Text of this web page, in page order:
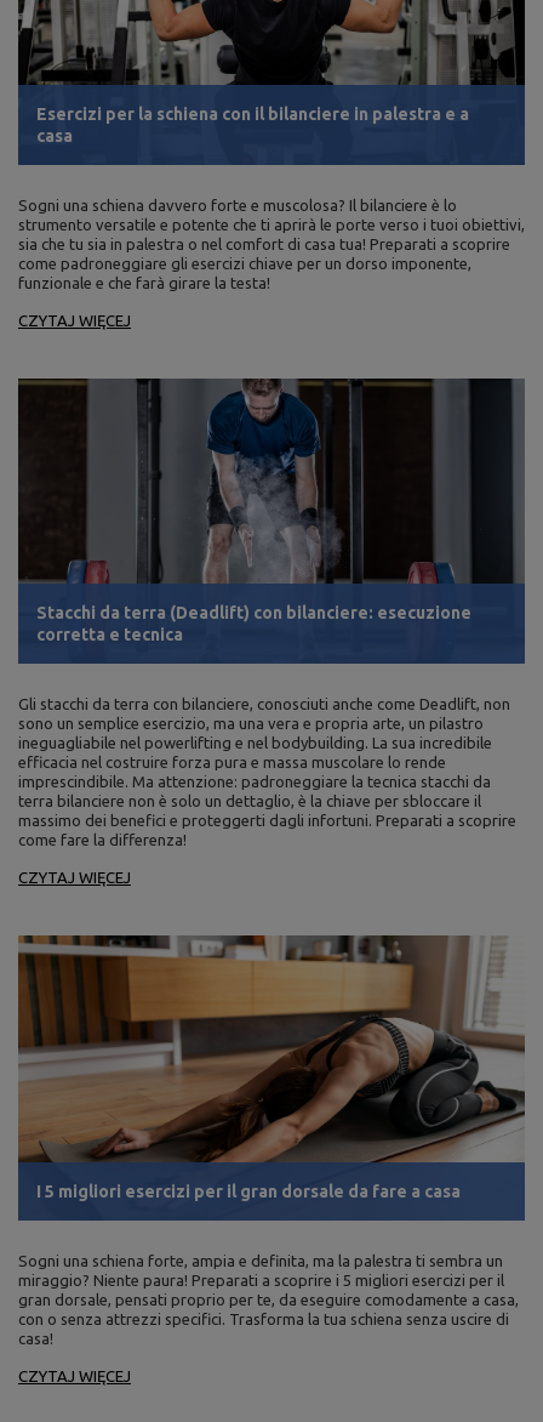
Esercizi per la schiena con il bilanciere in palestra e a
casa
Sogni una schiena davvero forte e muscolosa? Il bilanciere è lo
strumento versatile e potente che ti aprirà le porte verso i tuoi obiettivi,
sia che tu sia in palestra o nel comfort di casa tua! Preparati a scoprire
come padroneggiare gli esercizi chiave per un dorso imponente,
funzionale e che farà girare la testa!
CZYTAJ WIĘCEJ
Stacchi da terra (Deadlift) con bilanciere: esecuzione
corretta e tecnica
Gli stacchi da terra con bilanciere, conosciuti anche come Deadlift, non
sono un semplice esercizio, ma una vera e propria arte, un pilastro
ineguagliabile nel powerlifting e nel bodybuilding. La sua incredibile
efficacia nel costruire forza pura e massa muscolare lo rende
imprescindibile. Ma attenzione: padroneggiare la tecnica stacchi da
terra bilanciere non è solo un dettaglio, è la chiave per sbloccare il
massimo dei benefici e proteggerti dagli infortuni. Preparati a scoprire
come fare la differenza!
CZYTAJ WIĘCEJ
I 5 migliori esercizi per il gran dorsale da fare a casa
Sogni una schiena forte, ampia e definita, ma la palestra ti sembra un
miraggio? Niente paura! Preparati a scoprire i 5 migliori esercizi per il
gran dorsale, pensati proprio per te, da eseguire comodamente a casa,
con o senza attrezzi specifici. Trasforma la tua schiena senza uscire di
casa!
CZYTAJ WIĘCEJ